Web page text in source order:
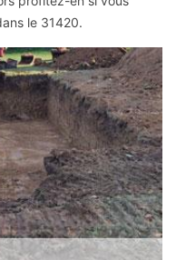
le 31420.